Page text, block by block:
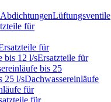
AbdichtungenLüftungsventile
für
für
bis 12 l/sErsatzteile für
bis 25
25 l/sDachwassereinläufe
für
für